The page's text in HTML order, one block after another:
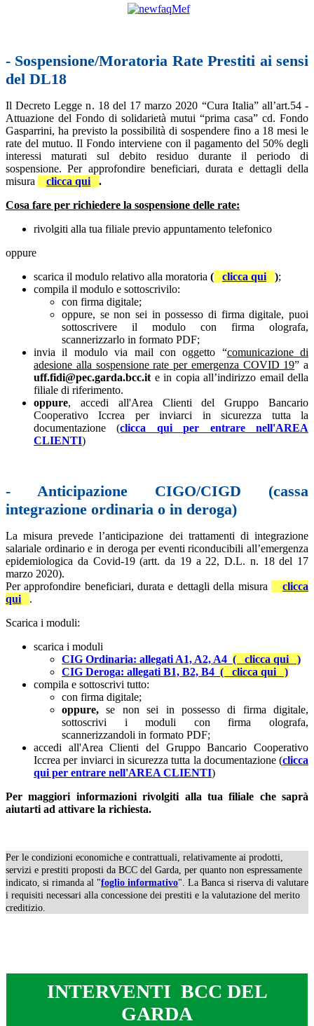
- Sospensione/Moratoria Rate Prestiti ai sensi
del DL18
Il Decreto Legge n. 18 del 17 marzo 2020 “Cura Italia” all’art.54 -
Attuazione del Fondo di solidarietà mutui “prima casa” cd. Fondo
Gasparrini, ha previsto la possibilità di sospendere fino a 18 mesi le
rate del mutuo. Il Fondo interviene con il pagamento del 50% degli
interessi maturati sul debito residuo durante il periodo di
sospensione.Per approfondire beneficiari, durata e dettagli della
misura
clicca qui
.
Cosa fare per richiedere la sospensione delle rate:
rivolgiti alla tua filiale previo appuntamento telefonico
oppure
scarica il modulo relativo alla moratoria ( clicca qui );
compila il modulo e sottoscrivilo:
con firma digitale;
oppure, se non sei in possesso di firma digitale, puoi
sottoscrivere il modulo con firma olografa,
scannerizzarlo in formato PDF;
invia il modulo via mail con oggetto “comunicazione di
adesione alla sospensione rate per emergenza COVID 19” a
uff.fidi@pec.garda.bcc.it e in copia all’indirizzo email della
filiale di riferimento.
oppure, accedi all'Area Clienti del Gruppo Bancario
Cooperativo Iccrea per inviarci in sicurezza tutta la
documentazione (clicca qui per entrare nell'AREA
CLIENTI)
- Anticipazione CIGO/CIGD (cassa
integrazione ordinaria o in deroga)
La misura prevede l’anticipazione dei trattamenti di integrazione
salariale ordinario e in deroga per eventi riconducibili all’emergenza
epidemiologica da Covid-19 (artt. da 19 a 22, D.L. n. 18 del 17
marzo 2020).
Per approfondire beneficiari, durata e dettagli della misura
clicca
qui
.
Scarica i moduli:
scarica i moduli
CIG Ordinaria: allegati A1, A2, A4 ( clicca qui )
CIG Deroga: allegati B1, B2, B4 ( clicca qui )
compila e sottoscrivi tutto:
con firma digitale;
oppure,se non sei in possesso di firma digitale,
sottoscrivi i moduli con firma olografa,
scannerizzandoli in formato PDF;
accedi all'Area Clienti del Gruppo Bancario Cooperativo
Iccrea per inviarci in sicurezza tutta la documentazione (clicca
qui per entrare nell'AREA CLIENTI)
Per maggiori informazioni rivolgiti alla tua filiale che saprà
aiutarti ad attivare la richiesta.
Per le condizioni economiche e contrattuali, relativamente ai prodotti,
servizi e prestiti proposti da BCC del Garda, per quanto non espressamente
indicato, si rimanda al "foglio informativo". La Banca si riserva di valutare
i requisiti necessari alla concessione dei prestiti e la valutazione del merito
creditizio.
INTERVENTI BCC DEL
GARDA